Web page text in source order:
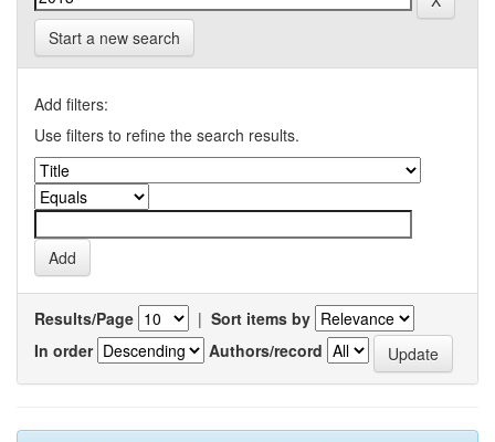
Start a new search
Add filters:
Use filters to refine the search results.
Results/Page | Sort items by
In order
Authors/record